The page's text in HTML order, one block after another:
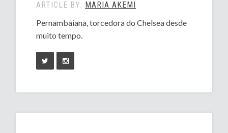
ARTICLE BY: MARIA AKEMI
Pernambaiana, torcedora do Chelsea desde
muito tempo.